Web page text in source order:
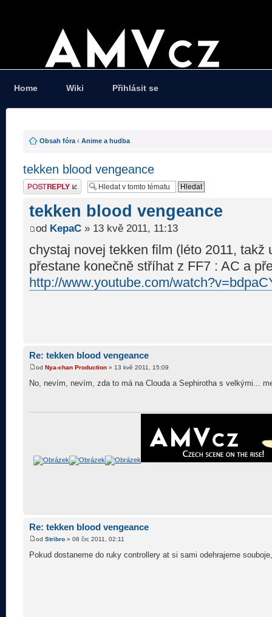
Home Wiki Přihlásit se
Obsah fóra ‹ Anime a hudba
tekken blood vengeance
Odeslat odpověď
tekken blood vengeance
od KepaC » 13 kvě 2011, 11:13
chystaj novej tekken film (léto 2011, takž
přestane konečně stříhat z FF7 : AC a
http://www.youtube.com/
Re: tekken blood vengeance
od Nya-chan Production » 13 kvě 2011, 15:09
No, nevím, nevím, zda to má na Clouda a Sephirotha s velkými...
Re: tekken blood vengeance
od Stribro » 06 črc 2011, 02:11
Pokud dostaneme do ruky controllery at si sami odehrajeme